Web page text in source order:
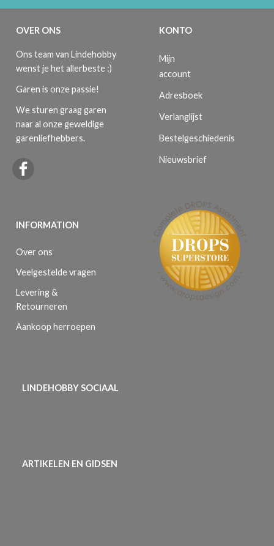
OVER ONS
Ons team van Lindehobby
wenst je het allerbeste :)
Garen is onze passie!
We sturen graag garen
naar al onze geweldige
garenliefhebbers.
INFORMATION
Over ons
Veelgestelde vragen
Levering &
Retourneren
Aankoop herroepen
KONTO
Mijn
account
Adresboek
Verlanglijst
Bestelgeschiedenis
Nieuwsbrief
LINDEHOBBY SOCIAAL
ARTIKELEN EN GIDSEN